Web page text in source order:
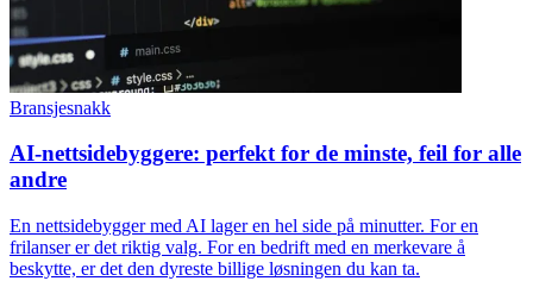
Bransjesnakk
AI-nettsidebyggere: perfekt for de minste, feil for alle
andre
En nettsidebygger med AI lager en hel side på minutter. For en
frilanser er det riktig valg. For en bedrift med en merkevare å
beskytte, er det den dyreste billige løsningen du kan ta.